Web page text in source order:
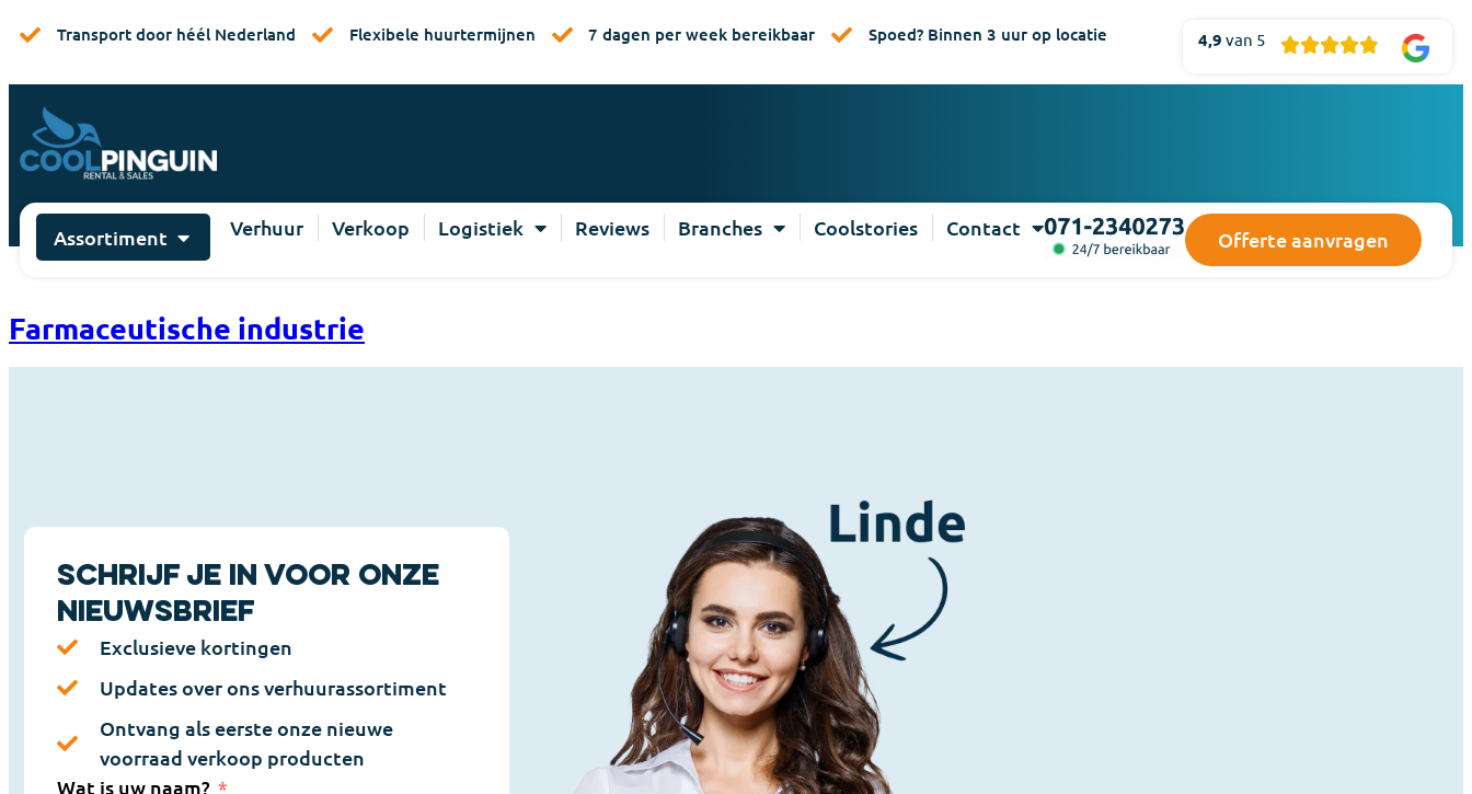
Transport door héél Nederland Flexibele huurtermijnen 7 dagen per week bereikbaar Spoed? Binnen 3 uur op locatie 4,9 van 5 
Assortiment Verhuur Verkoop Logistiek Reviews Branches Coolstories Contact Offerte aanvragen
Farmaceutische industrie
Schrijf je in voor onze
nieuwsbrief
Exclusieve kortingen
Updates over ons verhuurassortiment
Ontvang als eerste onze nieuwe
voorraad verkoop producten
Wat is uw naam?